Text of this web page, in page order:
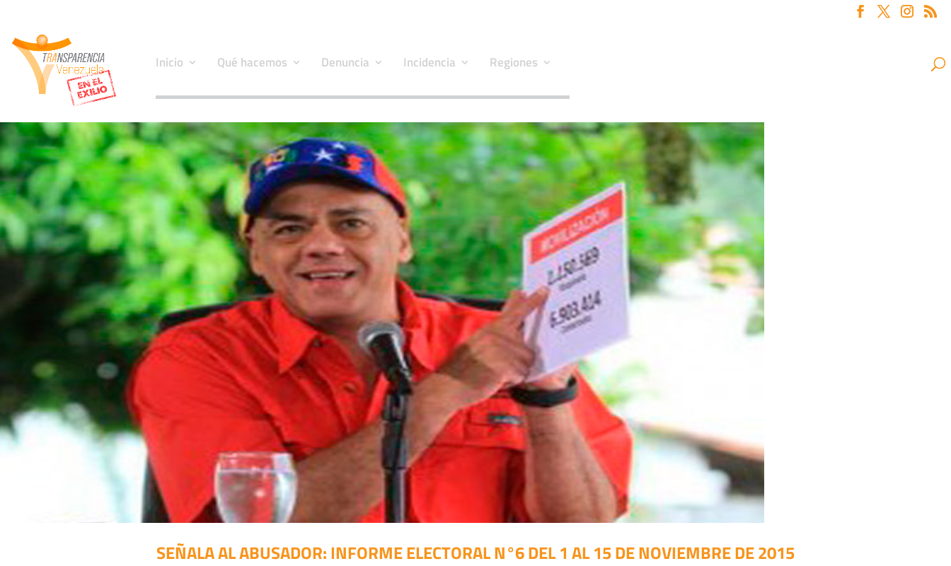
Inicio Qué hacemos Denuncia Incidencia Regiones
SEÑALA AL ABUSADOR: INFORME ELECTORAL N°6 DEL 1 AL 15 DE NOVIEMBRE DE 2015